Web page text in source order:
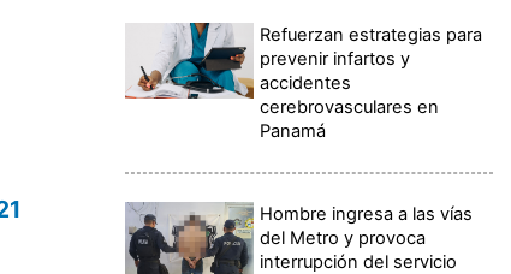
Refuerzan estrategias para
prevenir infartos y
accidentes
cerebrovasculares en
Panamá
Hombre ingresa a las vías
del Metro y provoca
interrupción del servicio